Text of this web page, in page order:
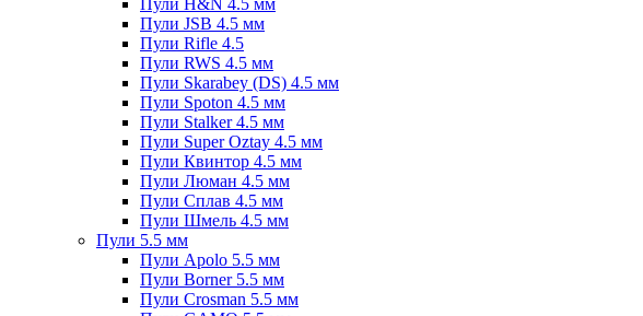
Пули JSB 4.5 мм
Пули Rifle 4.5
Пули RWS 4.5 мм
Пули Skarabey (DS) 4.5 мм
Пули Spoton 4.5 мм
Пули Stalker 4.5 мм
Пули Super Oztay 4.5 мм
Пули Квинтор 4.5 мм
Пули Люман 4.5 мм
Пули Сплав 4.5 мм
Пули Шмель 4.5 мм
Пули 5.5 мм
Пули Apolo 5.5 мм
Пули Borner 5.5 мм
Пули Crosman 5.5 мм